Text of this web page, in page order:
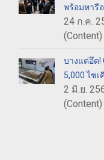
พร้อมหารื
24 ก.ค.
(Content)
บางแต่อึด!
5,000 ไซ
2 มิ.ย.
(Content)